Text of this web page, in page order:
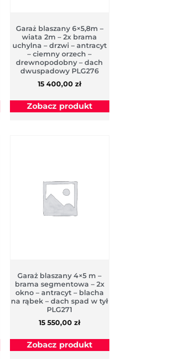
Garaż blaszany 6×5,8m –
wiata 2m – 2x brama
uchylna – drzwi – antracyt
– ciemny orzech –
drewnopodobny – dach
dwuspadowy PLG276
15 400,00zł
Zobacz produkt
Garaż blaszany 4×5 m –
brama segmentowa – 2x
okno – antracyt – blacha
na rąbek – dach spad w tył
PLG271
15 550,00zł
Zobacz produkt